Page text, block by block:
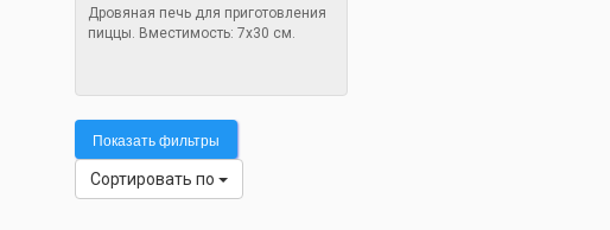
Дровяная печь для приготовления
пиццы. Вместимость: 7х30 см.
Показать фильтры
Сортировать по